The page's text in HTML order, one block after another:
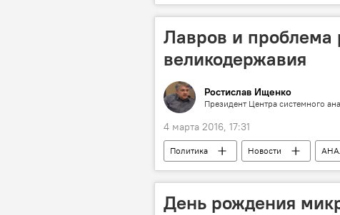
Министерство связи и высоких
Лавров и проблема
великодержавия
Ростислав Ищенко
Президент Центра системного
4 марта 2016, 17:31
Политика Новости
Россия
Сергей Лавров
День рождения